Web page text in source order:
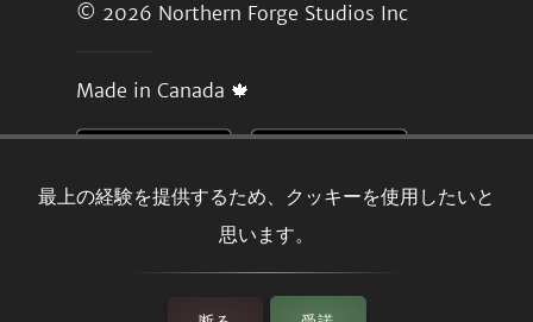
最上の経験を提供するため、クッキーを使用したいと
思います。
© 2026 Northern Forge Studios Inc
Made in Canada 🍁